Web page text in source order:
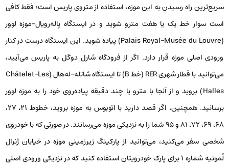
سریع‌ترین راه رسیدن به این موزه، استفاده از متروی پاریس است؛ فقط کافی
است سوار خط یک یا هفت مترو شوید و در ایستگاه پاله‌رویال–موزه لوور
(Palais Royal–Musée du Louvre) پیاده شوید. این ایستگاه درست در کنار
ورودی اصلی موزه قرار دارد. اگر از فرودگاه شارل دوگل به پاریس می‌آیید،
می‌توانید با قطار شهری RER (خط B) تا ایستگاه شاتله–له‌هال (Châtelet–Les
Halles) بروید و از آنجا با مترو یا چند دقیقه پیاده‌روی خود را به موزه لوور
برسانید. همچنین، اگر قصد دارید با اتوبوس به موزه بروید، خطوط 21، 27،
68، 69، 72، 81 و 95 شما را به نزدیکی موزه می‌رسانند. در صورتی که با خودروی
شخصی سفر می‌کنید، می‌توانید از پارکینگ زیرزمینی موزه در خیابان ژنرال
لُمونیه شماره ۱ برای پارک خودرویتان استفاده کنید که در نزدیکی ورودی اصلی